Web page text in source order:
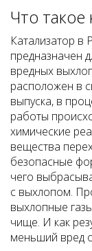
Что такое
Катализатор в
предназначен
вредных
расположен в
выпуска, в
работы
химические
вещества
безопасные
чего
с выхлопом.
выхлопные
чище. И как
меньший вред